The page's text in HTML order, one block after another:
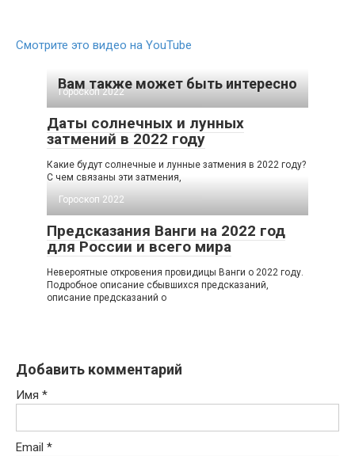
Смотрите это видео на YouTube
Вам также может быть интересно
Гороскоп 2022
Даты солнечных и лунных
затмений в 2022 году
Какие будут солнечные и лунные затмения в 2022 году?
С чем связаны эти затмения,
Гороскоп 2022
Предсказания Ванги на 2022 год
для России и всего мира
Невероятные откровения провидицы Ванги о 2022 году.
Подробное описание сбывшихся предсказаний,
описание предсказаний о
Добавить комментарий
Имя *
Email *